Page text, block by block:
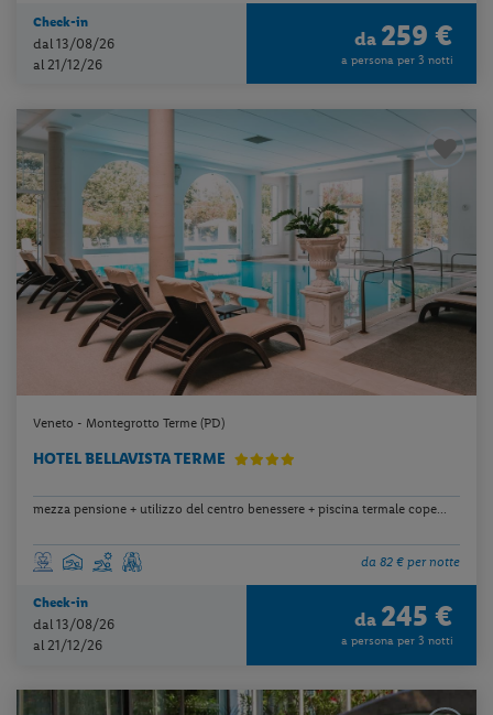
Check-in
dal 13/08/26
al 21/12/26
da 259 €
a persona per 3 notti
Veneto - Montegrotto Terme (PD)
HOTEL BELLAVISTA TERME
mezza pensione + utilizzo del centro benessere + piscina termale cope...
da 82 € per notte
Check-in
dal 13/08/26
al 21/12/26
da 245 €
a persona per 3 notti